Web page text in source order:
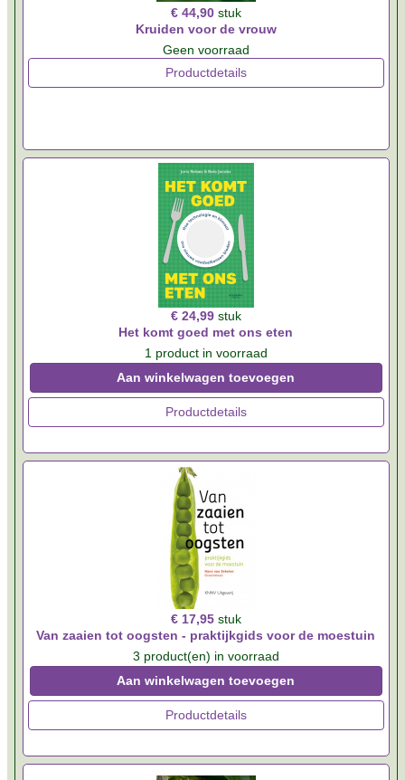
€ 44,90 stuk
Kruiden voor de vrouw
Geen voorraad
Productdetails
€ 24,99 stuk
Het komt goed met ons eten
1 product in voorraad
Aan winkelwagen toevoegen
Productdetails
€ 17,95 stuk
Van zaaien tot oogsten - praktijkgids voor de moestuin
3 product(en) in voorraad
Aan winkelwagen toevoegen
Productdetails